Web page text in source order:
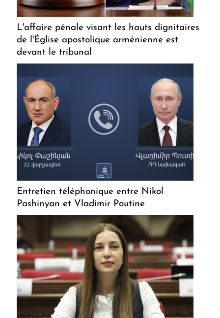
L'affaire pénale visant les hauts dignitaires
de l'Église apostolique arménienne est
devant le tribunal
Entretien téléphonique entre Nikol
Pashinyan et Vladimir Poutine